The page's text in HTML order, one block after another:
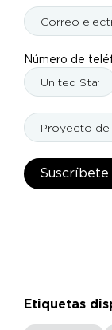
Número de
Etiquetas